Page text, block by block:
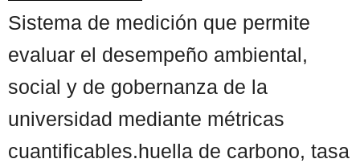
Sistema de medición que permite
evaluar el desempeño ambiental,
social y de gobernanza de la
universidad mediante métricas
cuantificables.huella de carbono, tasa